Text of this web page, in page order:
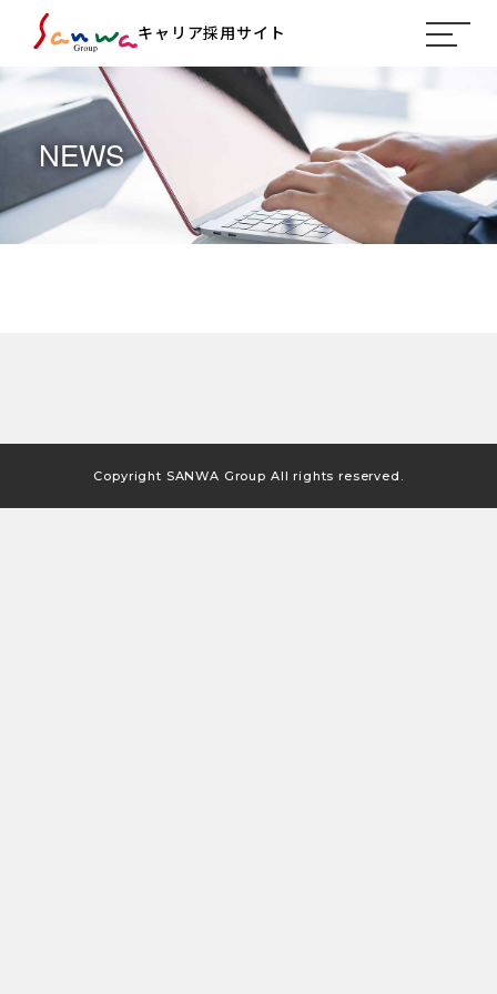
キャリア採用サイト
NEWS
Copyright SANWA Group All rights reserved.